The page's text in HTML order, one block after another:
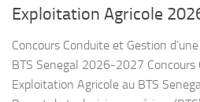
Exploitation Agricole
Concours Conduite et Gestion
BTS Senegal 2026-2027 Concours
Exploitation Agricole au BTS